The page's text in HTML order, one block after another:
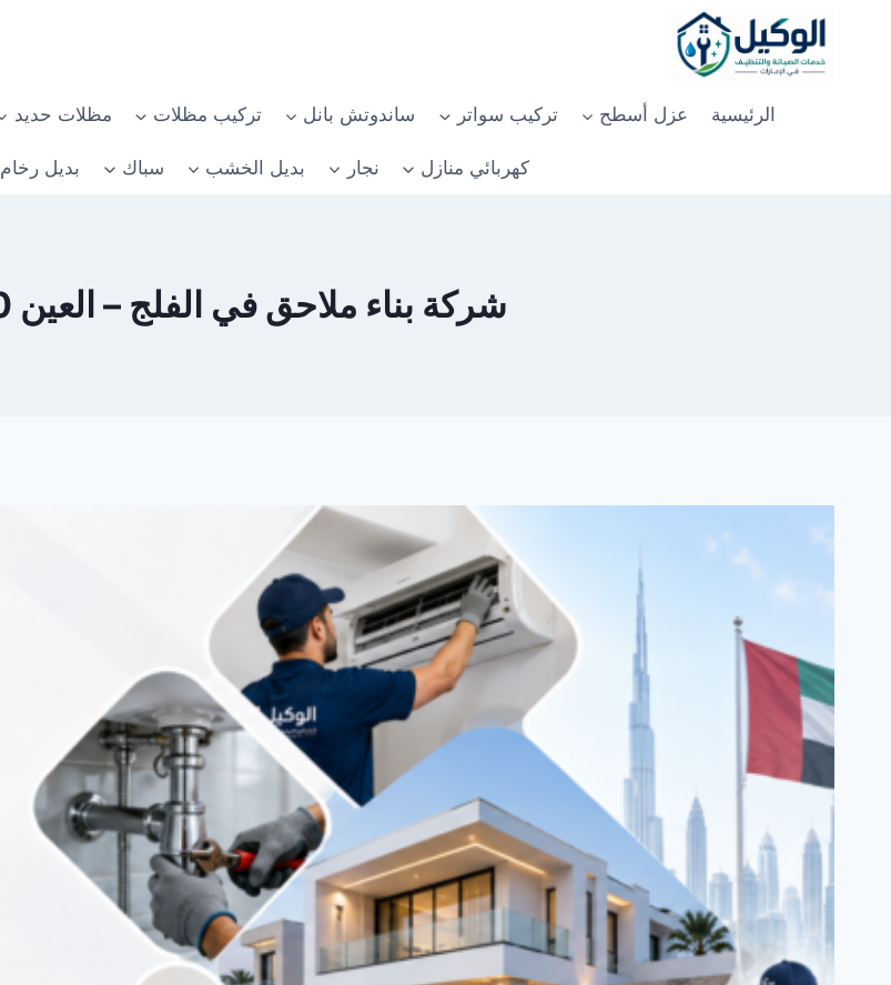
الرئيسية عزل أسطح تركيب سواتر ساندوتش بانل تركيب مظلات مظلات حديد
كهربائي منازل نجار بديل الخشب سباك بديل رخام
شركة بناء ملاحق في الفلج – العين 0582482610